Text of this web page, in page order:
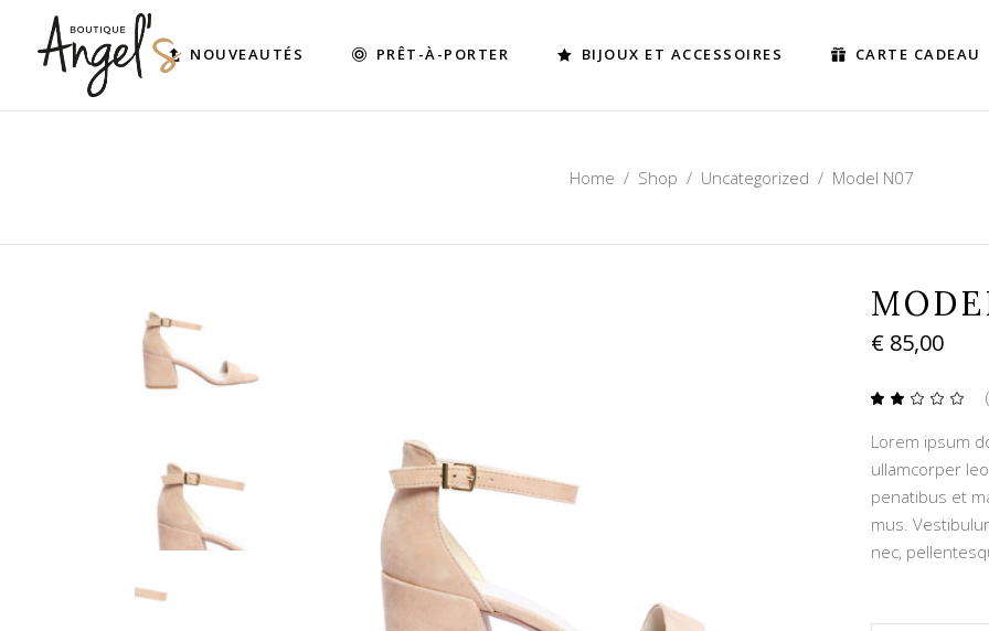
NOUVEAUTÉS PRÊT-À-PORTER BIJOUX ET ACCESSOIRES CARTE CADEAU
Home / Shop / Uncategorized / Model N07
€ 85,00
5
sur
1
client
(
Lorem ipsum
ullamcorper
penatibus et
mus.
nec,